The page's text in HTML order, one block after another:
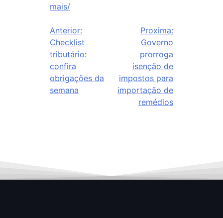
mais/
Anterior:
Checklist
tributário:
confira
obrigações da
semana
Proxima:
Governo
prorroga
isenção de
impostos para
importação de
remédios